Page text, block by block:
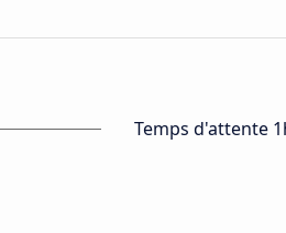
Temps d'attente